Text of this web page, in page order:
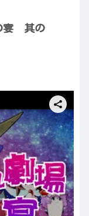
宴 其の